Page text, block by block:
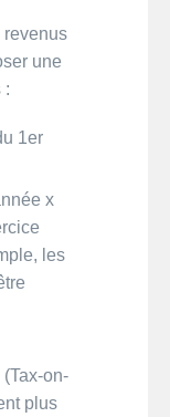
revenus
une
:
1er
x
les
on-
plus